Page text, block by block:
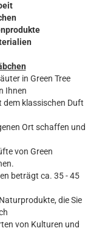
in Green Tree
Ihnen
dem klassischen Duft
Ort schaffen und
von Green
beträgt ca. 35 - 45
die Sie
von Kulturen und